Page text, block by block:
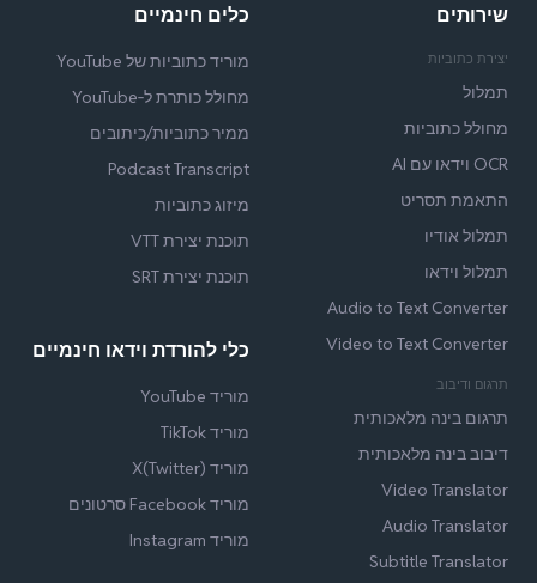
שירותים
יצירת כתוביות
תמלול
מחולל כתוביות
OCR וידאו עם AI
התאמת תסריט
תמלול אודיו
תמלול וידאו
Audio to Text Converter
Video to Text Converter
תרגום ודיבוב
תרגום בינה מלאכותית
דיבוב בינה מלאכותית
Video Translator
Audio Translator
Subtitle Translator
כלים חינמיים
מוריד כתוביות של YouTube
מחולל כותרת ל‑YouTube
ממיר כתוביות/כיתובים
Podcast Transcript
מיזוג כתוביות
תוכנת יצירת VTT
תוכנת יצירת SRT
כלי להורדת וידאו חינמיים
מוריד YouTube
מוריד TikTok
מוריד X(Twitter)
מוריד Facebook סרטונים
מוריד Instagram